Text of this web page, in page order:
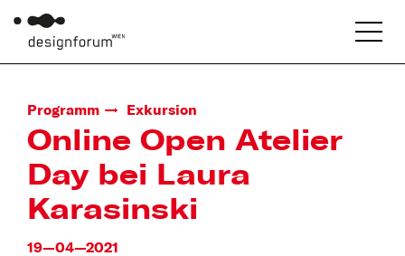
Programm Exkursion
Online Open Atelier
Day bei Laura
Karasinski
19—04—2021